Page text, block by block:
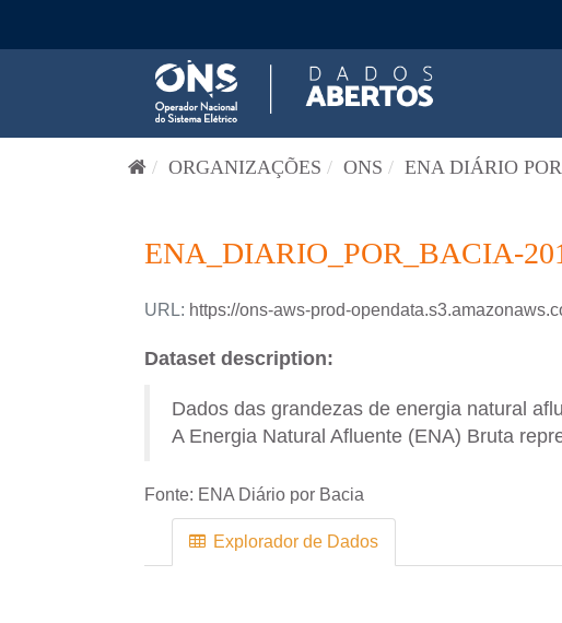
ORGANIZAÇÕES ONS ENA DIÁRIO
ENA_DIARIO_POR_BACIA-
URL: https://ons-aws-prod-
Dataset description:
Dados das grandezas de energia natural
A Energia Natural Afluente (ENA) Bruta
Fonte: ENA Diário por Bacia
Explorador de Dados